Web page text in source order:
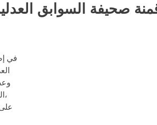
صحيفة السوابق
في
السكان والوثائق المؤمنة، السيد سيدي عالي ولد نافع، اليوم الجمعة 28 مارس 2025،